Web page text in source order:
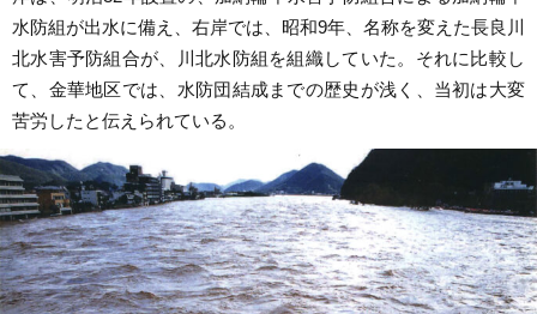
水防組が出水に備え、右岸では、昭和9年、名称を変えた長良川
北水害予防組合が、川北水防組を組織していた。それに比較し
て、金華地区では、水防団結成までの歴史が浅く、当初は大変
苦労したと伝えられている。